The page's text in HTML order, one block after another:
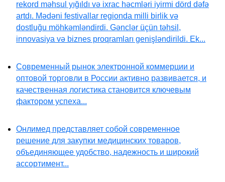
rekord məhsul yığıldı və ixrac həcmləri iyirmi dörd dəfə
artdı. Mədəni festivallar regionda milli birlik və
dostluğu möhkəmləndirdi. Gənclər üçün təhsil,
innovasiya və biznes proqramları genişləndirildi. Ek...
Современный рынок электронной коммерции и
оптовой торговли в России активно развивается, и
качественная логистика становится ключевым
фактором успеха...
Онлимед представляет собой современное
решение для закупки медицинских товаров,
объединяющее удобство, надежность и широкий
ассортимент...